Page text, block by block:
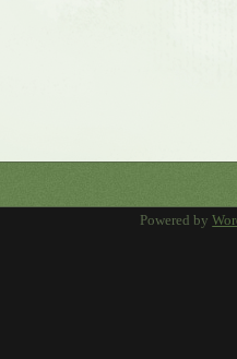
Powered by